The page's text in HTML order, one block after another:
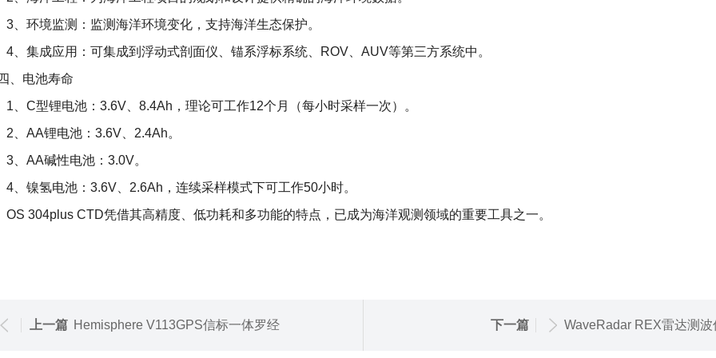
环境监测：监测海洋环境变化，支持海洋生态保护。
集成应用：可集成到浮动式剖面仪、锚系浮标系统、ROV、AUV等第三方系统中。
电池寿命
C型锂电池：3.6V、8.4Ah，理论可工作12个月（每小时采样一次）。
AA锂电池：3.6V、2.4Ah。
AA碱性电池：3.0V。
镍氢电池：3.6V、2.6Ah，连续采样模式下可工作50小时。
304plus CTD凭借其高精度、低功耗和多功能的特点，已成为海洋观测领域的重要工具之一。
上一篇 Hemisphere V113GPS信标一体罗经 下一篇 WaveRadar REX雷达测波